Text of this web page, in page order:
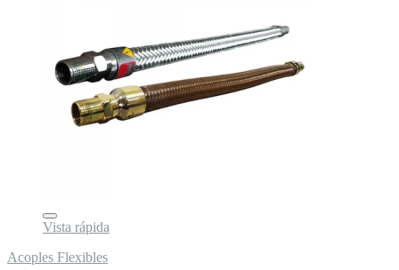
Vista rápida
Acoples Flexibles